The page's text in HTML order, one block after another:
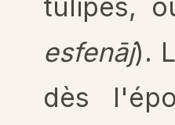
esfenāj).
dès